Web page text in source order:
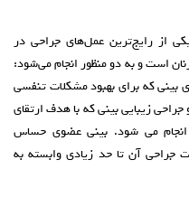
از رایج‌ترین عمل‌های جراحی در
است و به دو منظور انجام می‌شود:
بینی که برای بهبود مشکلات تنفسی
زیبایی بینی که با هدف ارتقای
می شود. بینی عضوی حساس
جراحی آن تا حد زیادی وابسته به